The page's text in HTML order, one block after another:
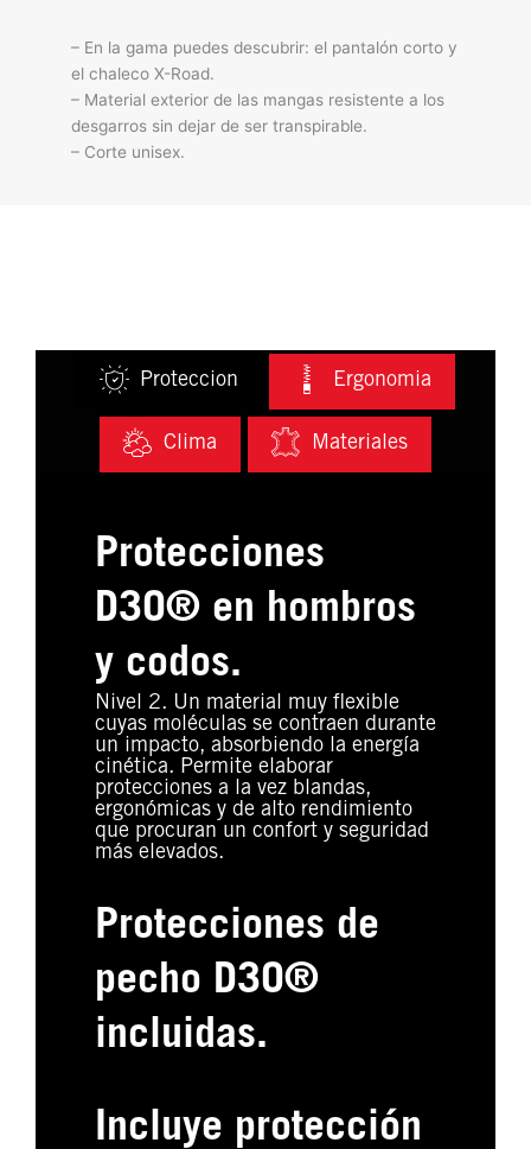
– En la gama puedes descubrir: el pantalón corto y
el chaleco X-Road.
– Material exterior de las mangas resistente a los
desgarros sin dejar de ser transpirable.
– Corte unisex.
Proteccion Ergonomia
Clima Materiales
Protecciones
D3O® en hombros
y codos.
Nivel 2. Un material muy flexible
cuyas moléculas se contraen durante
un impacto, absorbiendo la energía
cinética. Permite elaborar
protecciones a la vez blandas,
ergonómicas y de alto rendimiento
que procuran un confort y seguridad
más elevados.
Protecciones de
pecho D3O®
incluidas.
Incluye protección